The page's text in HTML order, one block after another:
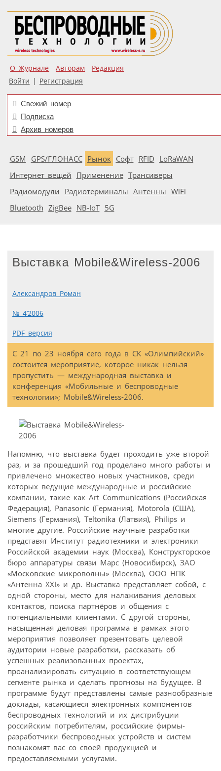
О Журнале Авторам
Редакция
Войти | Регистрация
Свежий номер
Подписка
Архив номеров
GSM GPS/ГЛОНАСС Рынок Софт RFID LoRaWAN
Интернет вещей Применение Трансиверы
Радиомодули Радиотерминалы Антенны WiFi
Bluetooth ZigBee NB-IoT 5G
Выставка Mobile&Wireless-2006
Александров Роман
№ 4’2006
PDF версия
С 21 по 23 ноября сего года в СК «Олимпийский»
состоится мероприятие, которое никак нельзя
пропустить — международная выставка и
конференция «Мобильные и беспроводные
технологии»; Mobile&Wireless-2006.
Напомню, что выставка будет проходить уже второй
раз, и за прошедший год проделано много работы и
привлечено множество новых участников, среди
которых ведущие международные и российские
компании, такие как Art Communications (Российская
Федерация), Panasonic (Германия), Motorola (США),
Siemens (Германия), Teltonika (Латвия), Philips и
многие другие. Российские научные разработки
представят Институт радиотехники и электроники
Российской академии наук (Москва), Конструкторское
бюро аппаратуры связи Марс (Новосибирск), ЗАО
«Московские микроволны» (Москва), ООО НПК
«Антенна XXI» и др. Выставка представляет собой, с
одной стороны, место для налаживания деловых
контактов, поиска партнёров и общения с
потенциальными клиентами. С другой стороны,
насыщенная деловая программа в рамках этого
мероприятия позволяет презентовать целевой
аудитории новые разработки, рассказать об
успешных реализованных проектах,
проанализировать ситуацию в соответствующем
сегменте рынка и сделать прогнозы на будущее. В
программе будут представлены самые разнообразные
доклады, касающиеся электронных компонентов
беспроводных технологий и их дистрибуции
российским потребителям, российские фирмы-
разработчики беспроводных устройств и систем
познакомят вас со своей продукцией и
предоставляемыми услугами.